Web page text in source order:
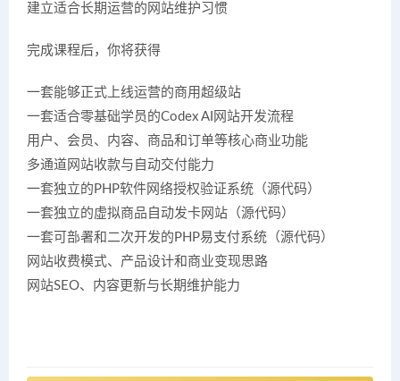
建立适合长期运营的网站维护习惯
完成课程后，你将获得
一套能够正式上线运营的商用超级站
一套适合零基础学员的Codex AI网站开发流程
用户、会员、内容、商品和订单等核心商业功能
多通道网站收款与自动交付能力
一套独立的PHP软件网络授权验证系统（源代码）
一套独立的虚拟商品自动发卡网站（源代码）
一套可部署和二次开发的PHP易支付系统（源代码）
网站收费模式、产品设计和商业变现思路
网站SEO、内容更新与长期维护能力